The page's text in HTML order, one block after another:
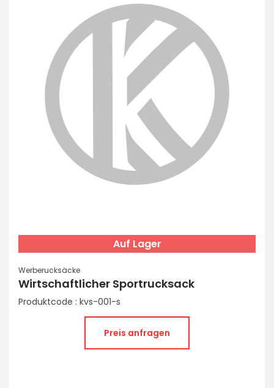
Auf Lager
Werberucksäcke
Wirtschaftlicher Sportrucksack
Produktcode : kvs-001-s
Preis anfragen